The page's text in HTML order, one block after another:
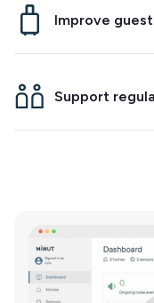
detected
your home
Improve
and check-
comfortable
Support